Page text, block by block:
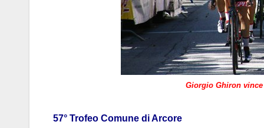
Giorgio Ghiron
57° Trofeo Comune di Arcore